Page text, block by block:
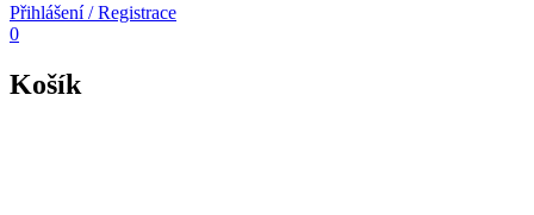
Přihlášení / Registrace
0
Košík